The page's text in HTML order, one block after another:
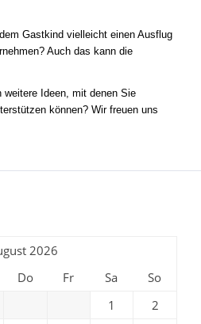
Gastkind vielleicht einen Ausflug
Auch das kann die
Ideen, mit denen Sie
können? Wir freuen uns
2026
Do Fr Sa
So
1
2